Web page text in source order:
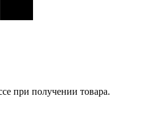
при получении товара.